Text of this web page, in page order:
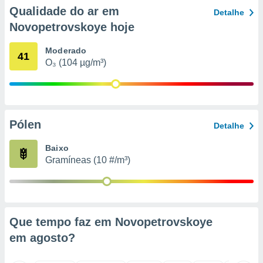
qual se
tal,
seu
ou opor-
na
o
num
Qualidade do ar em
Novopetrovskoye hoje
Detalhe
41 Moderado
O₃ (104 µg/m³)
Pólen Detalhe
Baixo
Gramíneas (10 #/m³)
Que tempo faz em Novopetrovskoye
em agosto?